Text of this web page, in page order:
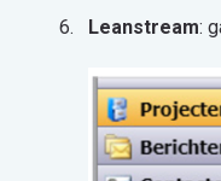
Leanstream: